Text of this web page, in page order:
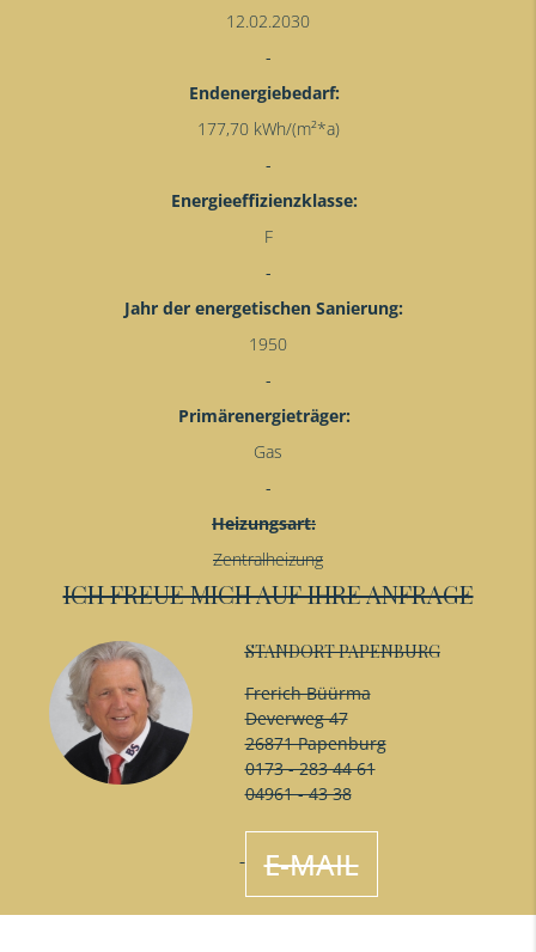
12.02.2030
Endenergiebedarf:
177,70 kWh/(m²*a)
Energieeffizienzklasse:
F
Jahr der energetischen Sanierung:
1950
Primärenergieträger:
Gas
Heizungsart:
Zentralheizung
ICH FREUE MICH AUF IHRE ANFRAGE
STANDORT PAPENBURG
Frerich Büürma
Deverweg 47
26871 Papenburg
0173 - 283 44 61
04961 - 43 38
E-MAIL